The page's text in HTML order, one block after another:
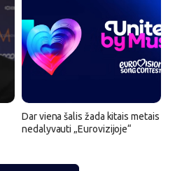
Dar viena šalis žada kitais metais
nedalyvauti „Eurovizijoje“